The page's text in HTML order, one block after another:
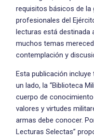
requisitos básicos de la
profesionales del
lecturas está destinada
muchos temas
contemplación y
Esta publicación
un lado, la “Biblioteca
cuerpo de
valores y virtudes
armas debe conocer.
Lecturas Selectas”